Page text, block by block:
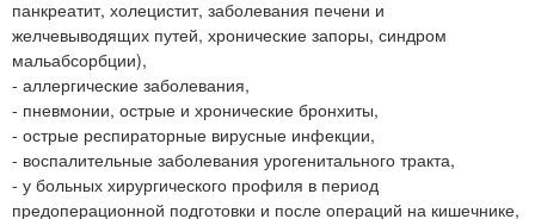
панкреатит, холецистит, заболевания печени и
желчевыводящих путей, хронические запоры, синдром
мальабсорбции),
- аллергические заболевания,
- пневмонии, острые и хронические бронхиты,
- острые респираторные вирусные инфекции,
- воспалительные заболевания урогенитального тракта,
- у больных хирургического профиля в период
предоперационной подготовки и после операций на кишечнике,